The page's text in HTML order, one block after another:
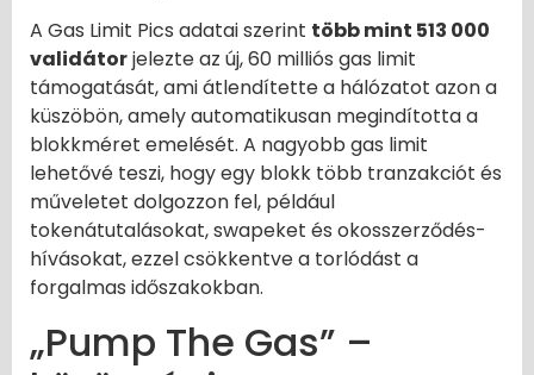
A Gas Limit Pics adatai szerint több mint 513 000
validátorjelezte az új, 60 milliós gas limit
támogatását, ami átlendítette a hálózatot azon a
küszöbön, amely automatikusan megindította a
blokkméret emelését. A nagyobb gas limit
lehetővé teszi, hogy egy blokk több tranzakciót és
műveletet dolgozzon fel, például
tokenátutalásokat, swapeket és okosszerződés-
hívásokat, ezzel csökkentve a torlódást a
forgalmas időszakokban.
„Pump The Gas” –